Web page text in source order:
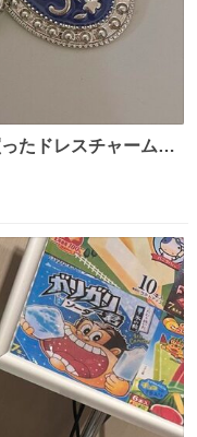
たドレスチャームを
、リップにつけた
つけたりしています